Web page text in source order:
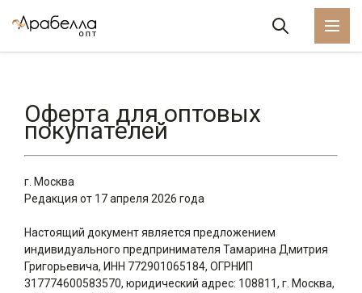
Оферта для оптовых
покупателей
г. Москва
Редакция от 17 апреля 2026 года
Настоящий документ является предложением
индивидуального предпринимателя Тамарина Дмитрия
Григорьевича, ИНН 772901065184, ОГРНИП
317774600583570, юридический адрес: 108811, г. Москва,